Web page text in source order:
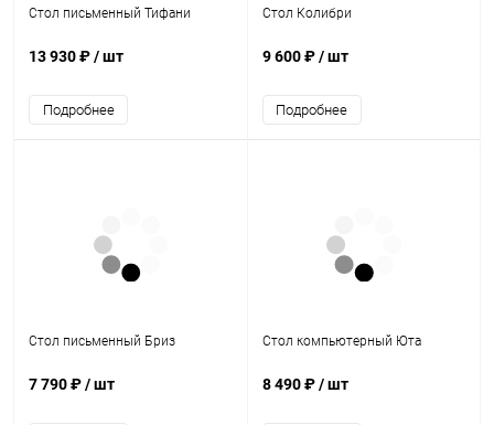
Стол письменный Тифани
13 930 ₽/ шт
Подробнее
Стол Колибри
9 600 ₽/ шт
Подробнее
Стол письменный Бриз
7 790 ₽/ шт
Стол компьютерный Юта
8 490 ₽/ шт